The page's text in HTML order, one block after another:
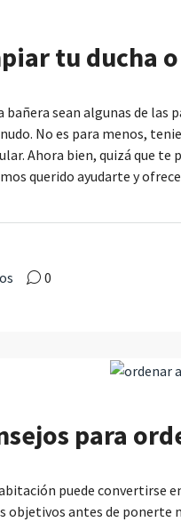
tu ducha
sean algunas de las
No es para menos,
Ahora bien, quizá que
querido ayudarte y
0
para
puede convertirse
objetivos antes de ponerte